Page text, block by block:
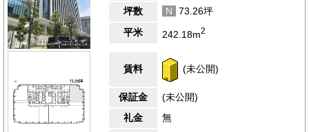
坪数
N
73.26坪
平米
242.18m2
賃料 (未公開)
保証金
(未公開)
礼金
無